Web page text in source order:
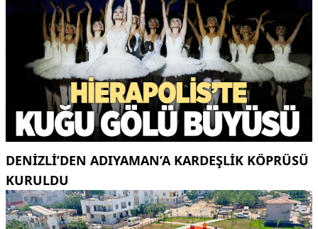
DENIZLI’DEN ADIYAMAN’A KARDEŞLIK KÖPRÜSÜ
KURULDU